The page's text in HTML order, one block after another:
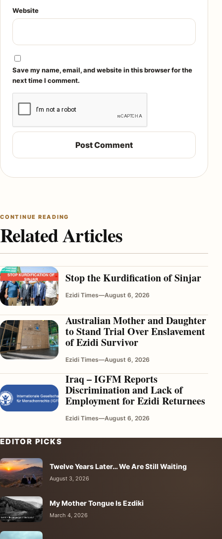
Website
Save my name, email, and website in this browser for the
next time I comment.
CONTINUE READING
Related Articles
Stop the Kurdification of Sinjar
Ezidi Times—August 6, 2026
Australian Mother and Daughter
to Stand Trial Over Enslavement
of Ezidi Survivor
Ezidi Times—August 6, 2026
Iraq – IGFM Reports
Discrimination and Lack of
Employment for Ezidi Returnees
Ezidi Times—August 6, 2026
EDITOR PICKS
Twelve Years Later… We Are Still Waiting
August 3, 2026
My Mother Tongue Is Ezdiki
March 4, 2026